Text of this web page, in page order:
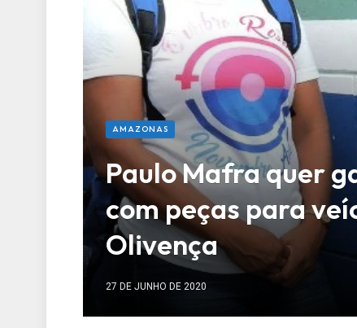
AMAZONAS
Paulo Mafra quer
com peças para
Olivença
27 DE JUNHO DE 2020